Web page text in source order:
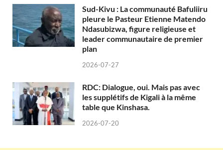
Sud-Kivu : La communauté Bafuliiru
pleure le Pasteur Etienne Matendo
Ndasubizwa, figure religieuse et
leader communautaire de premier
plan
2026-07-27
RDC: Dialogue, oui. Mais pas avec
les supplétifs de Kigali à la même
table que Kinshasa.
2026-07-20